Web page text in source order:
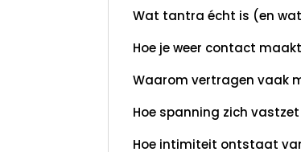
Wat tantra écht is (en
Hoe je weer contact
Waarom vertragen vaak
Hoe spanning zich
Hoe intimiteit ontstaat